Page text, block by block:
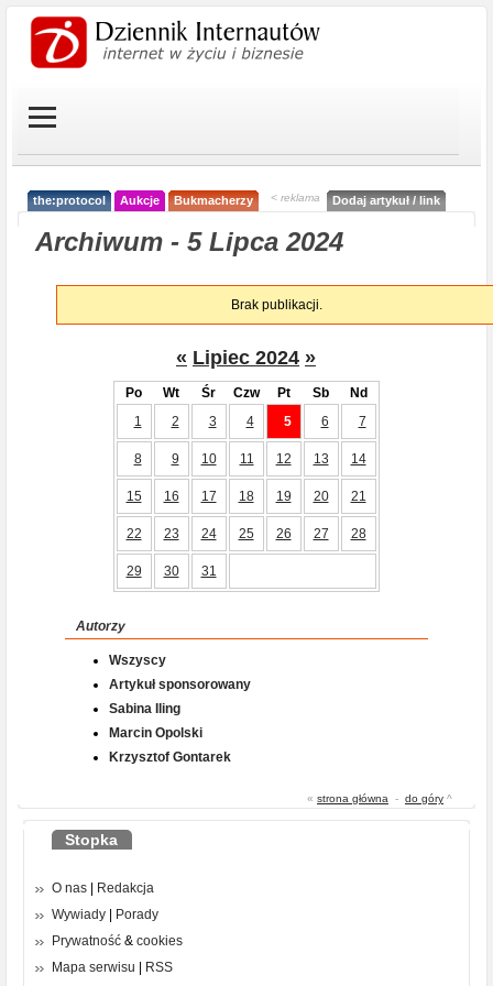
the:protocol Aukcje Bukmacherzy < reklama Dodaj artykuł / link
Archiwum - 5 Lipca 2024
Brak publikacji.
« Lipiec 2024 »
Po Wt Śr Czw Pt Sb
Nd
1
2 3 4 5 6 7
8 9 10 11 12 13 14
15 16 17 18 19 20 21
22 23 24 25 26 27 28
29 30 31
Autorzy
Wszyscy
Artykuł sponsorowany
Sabina Iling
Marcin Opolski
Krzysztof Gontarek
« strona główna - do góry ^
Stopka
O nas
Redakcja
Wywiady
Porady
Prywatność & cookies
Mapa serwisu
RSS